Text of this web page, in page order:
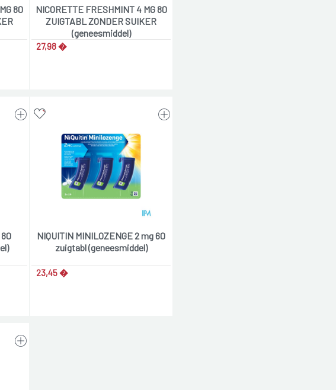
80
NICORETTE FRESHMINT 4 MG 80
ZUIGTABL ZONDER SUIKER
(geneesmiddel)
27,98 �
80
NIQUITIN MINILOZENGE 2 mg 60
zuigtabl (geneesmiddel)
23,45 �